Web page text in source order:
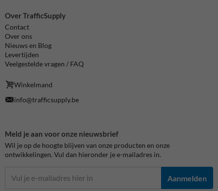
Over TrafficSupply
Contact
Over ons
Nieuws en Blog
Levertijden
Veelgestelde vragen / FAQ
Winkelmand
info@trafficsupply.be
Meld je aan voor onze nieuwsbrief
Wil je op de hoogte blijven van onze producten en onze
ontwikkelingen. Vul dan hieronder je e-mailadres in.
Aanmelden